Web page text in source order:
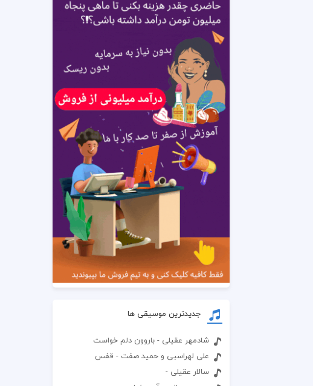
جدیدترین موسیقی ها
شادمهر عقیلی - باروون دلم خواست
علی لهراسبی و حمید صفت - قفس
سالار عقیلی -